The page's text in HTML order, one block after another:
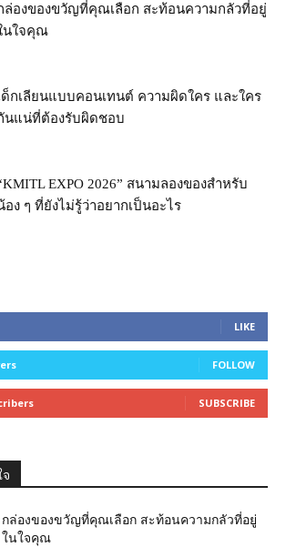
ล่องของขวัญที่คุณเลือก สะท้อนความกลัวที่อยู่
นใจคุณ
ด็กเลียนแบบคอนเทนต์ ความผิดใคร และใคร
นแน่ที่ต้องรับผิดชอบ
EXPO 2026” สนามลองของสำหรับ
อง ๆ ที่ยังไม่รู้ว่าอยากเป็นอะไร
LIKE
FOLLOW
SUBSCRIBE
กล่องของขวัญที่คุณเลือก สะท้อนความกลัวที่อยู่
ในใจคุณ